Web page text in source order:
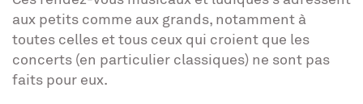
aux petits comme aux grands, notamment à
toutes celles et tous ceux qui croient que les
concerts (en particulier classiques) ne sont pas
faits pour eux.